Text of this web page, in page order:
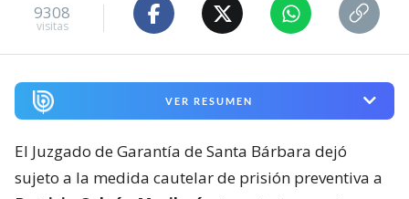
9308
visitas
VER RESUMEN
El Juzgado de Garantía de Santa Bárbara dejó
sujeto a la medida cautelar de prisión preventiva a